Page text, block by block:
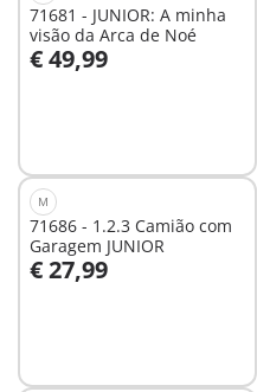
71681 - JUNIOR: A minha
visão da Arca de Noé
€ 49,99
Ao carrinho
M
71686 - 1.2.3 Camião com
Garagem JUNIOR
€ 27,99
Ao carrinho